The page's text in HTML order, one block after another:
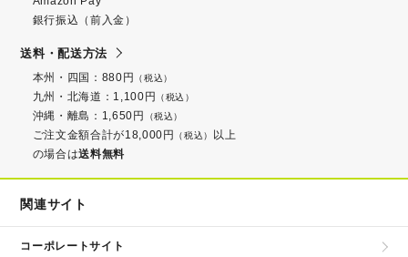
銀行振込（前入金）
送料・配送方法
本州・四国：880円 （税込）
九州・北海道：1,100円 （税込）
沖縄・離島：1,650円 （税込）
ご注文金額合計が18,000円 （税込）
以上
の場合は送料無料
関連サイト
コーポレートサイト